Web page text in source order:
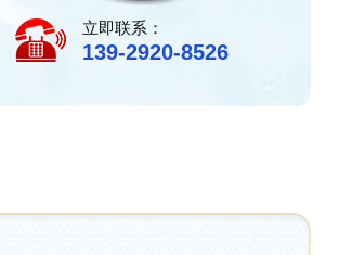
立即联系：
139-2920-8526